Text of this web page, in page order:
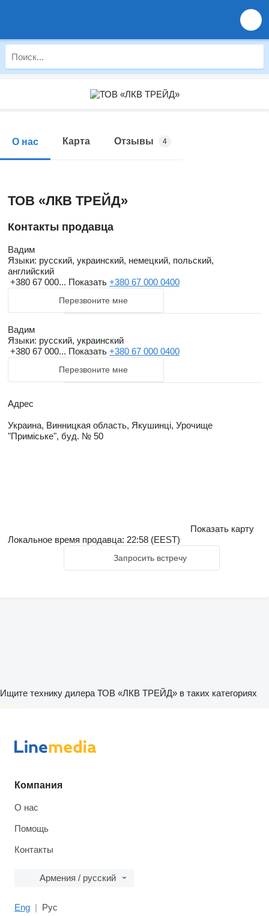
О нас Карта Отзывы 4
ТОВ «ЛКВ ТРЕЙД»
Контакты продавца
Вадим
Языки: русский, украинский, немецкий, польский,
английский
+380 67 000... Показать +380 67 000 0400
Перезвоните мне
Вадим
Языки: русский, украинский
+380 67 000... Показать +380 67 000 0400
Перезвоните мне
Адрес
Украина, Винницкая область, Якушинці, Урочище
"Приміське", буд. № 50
Показать карту
Локальное время продавца: 22:58 (EEST)
Запросить встречу
Ищите технику дилера ТОВ «ЛКВ ТРЕЙД» в таких категориях
disallow-in-dsa
Компания
О нас
Помощь
Контакты
Армения / русский
Eng Рус